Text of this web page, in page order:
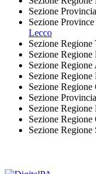
Sezione
Sezione
Lecco
Sezione Regione
Sezione Regione
Sezione Regione
Sezione Regione
Sezione Regione
Sezione
Sezione Regione
Sezione Regione
Sezione Regione